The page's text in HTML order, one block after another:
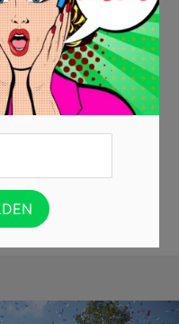
gratis met de
van dichtbij willen
met de app. Het zal voelen
18 mei. Er doen 41 landen
APP »